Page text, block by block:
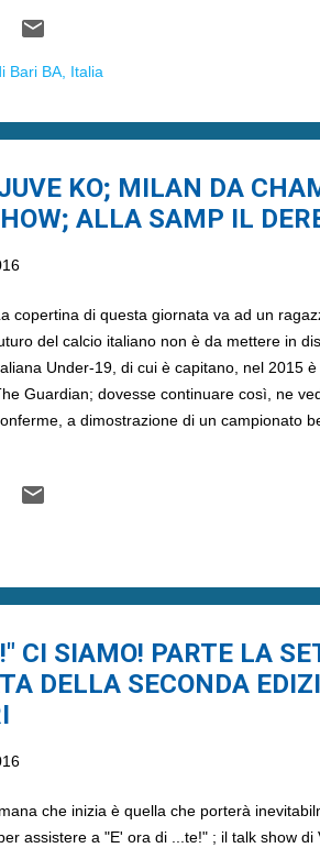
Bari BA, Italia
KO; MILAN DA
ALLA SAMP IL
copertina di questa giornata va ad un
del calcio italiano non è da mettere in
Under-19, di cui è capitano, nel 2015
Guardian; dovesse continuare così, ne
a dimostrazione di un campionato
CI SIAMO! PARTE LA
DELLA SECONDA
che inizia è quella che porterà
assistere a "E' ora di ...te!" ; il talk show di